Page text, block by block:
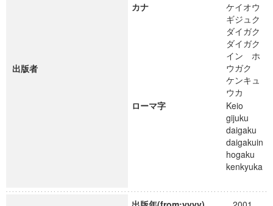
出版者
カナ
ケイオウ
ギジュク
ダイガク
ダイガク
イン ホ
ウガク
ケンキュ
ウカ
ローマ字
Keio
gijuku
daigaku
daigakuin
hogaku
kenkyuka